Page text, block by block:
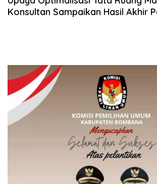
Konsultan Sampaikan Hasil Akhir